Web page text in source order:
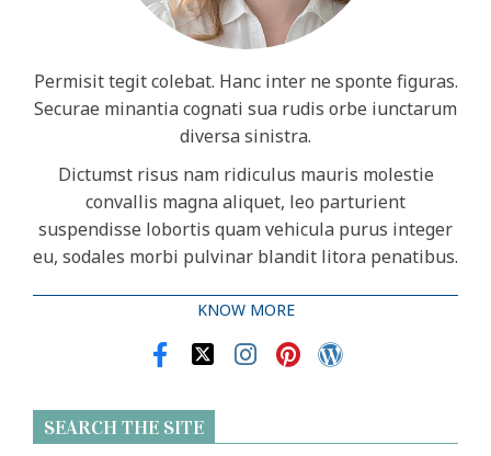
Permisit tegit colebat. Hanc inter ne sponte figuras.
Securae minantia cognati sua rudis orbe iunctarum
diversa sinistra.
Dictumst risus nam ridiculus mauris molestie
convallis magna aliquet, leo parturient
suspendisse lobortis quam vehicula purus integer
eu, sodales morbi pulvinar blandit litora penatibus.
KNOW MORE
SEARCH THE SITE